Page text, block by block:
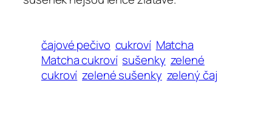
čajové pečivo cukroví Matcha
Matcha cukroví sušenky zelené
cukroví zelené sušenky zelený čaj